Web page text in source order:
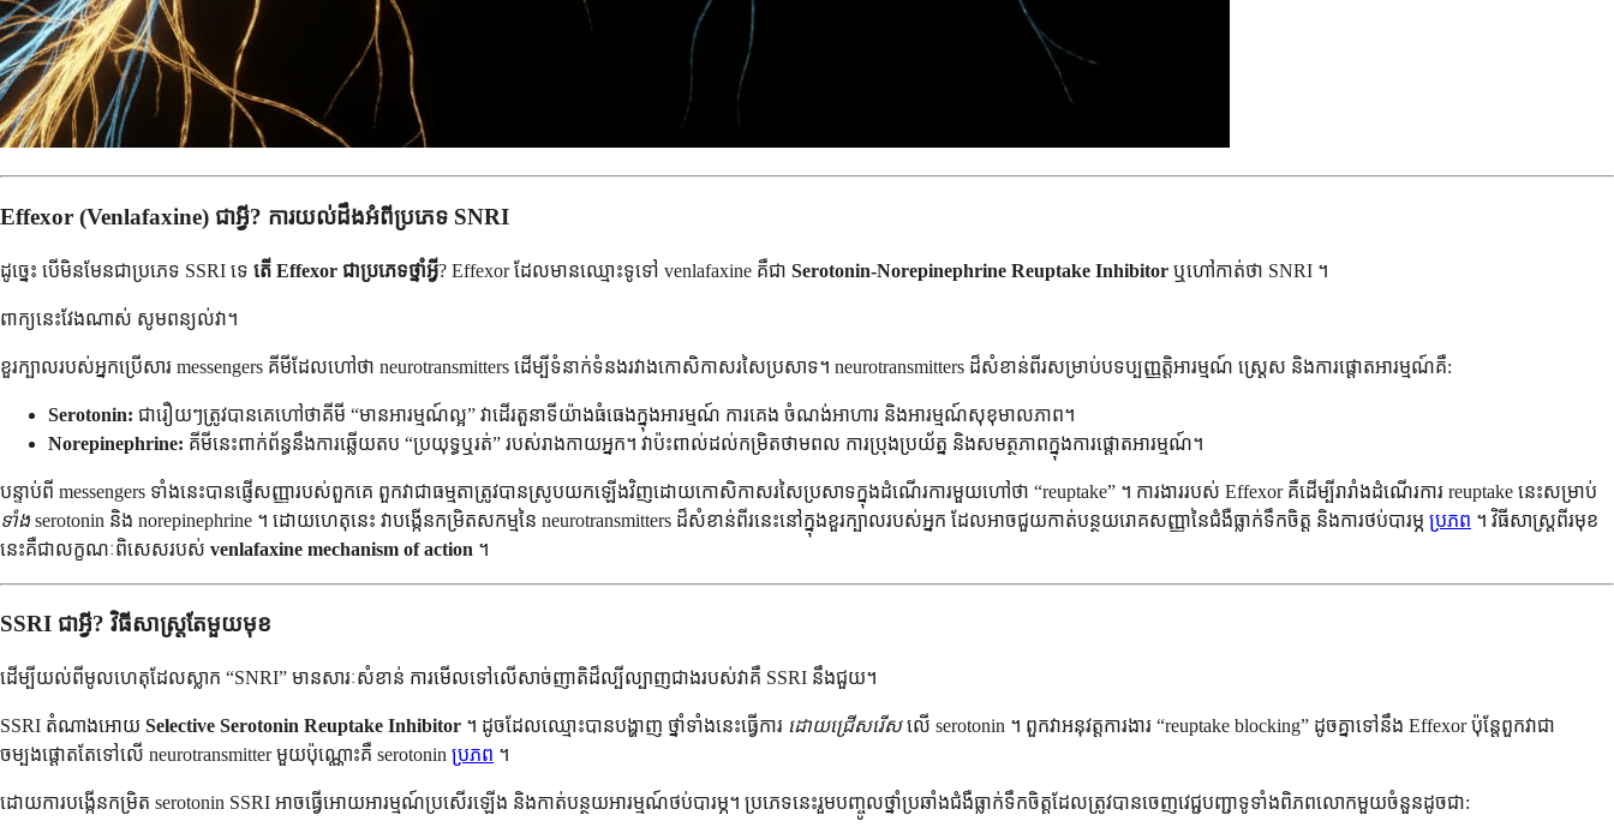
Effexor (Venlafaxine) ជាអ្វី? ការយល់ដឹងអំពីប្រភេទ SNRI
ដូច្នេះ បើមិនមែនជាប្រភេទ SSRI ទេ តើ Effexor ជាប្រភេទថ្នាំអ្វី? Effexor ដែលមានឈ្មោះទូទៅ venlafaxine គឺជា Serotonin-Norepinephrine Reuptake Inhibitor ឬហៅកាត់ថា SNRI ។
ពាក្យនេះវែងណាស់ សូមពន្យល់វា។
ខួរក្បាលរបស់អ្នកប្រើសារ messengers គីមីដែលហៅថា neurotransmitters ដើម្បីទំនាក់ទំនងរវាងកោសិកាសរសៃប្រសាទ។ neurotransmitters ដ៏សំខាន់ពីរសម្រាប់បទប្បញ្ញត្តិអារម្មណ៍ ស្ត្រេស និងការផ្តោតអារម្មណ៍គឺ:
Serotonin: ជារឿយៗត្រូវបានគេហៅថាគីមី “មានអារម្មណ៍ល្អ” វាដើរតួនាទីយ៉ាងធំធេងក្នុងអារម្មណ៍ ការគេង ចំណង់អាហារ និងអារម្មណ៍សុខុមាលភាព។
Norepinephrine: គីមីនេះពាក់ព័ន្ធនឹងការឆ្លើយតប “ប្រយុទ្ធឬរត់” របស់រាងកាយអ្នក។ វាប៉ះពាល់ដល់កម្រិតថាមពល ការប្រុងប្រយ័ត្ន និងសមត្ថភាពក្នុងការផ្តោតអារម្មណ៍។
បន្ទាប់ពី messengers ទាំងនេះបានផ្ញើសញ្ញារបស់ពួកគេ ពួកវាជាធម្មតាត្រូវបានស្រូបយកឡើងវិញដោយកោសិកាសរសៃប្រសាទក្នុងដំណើរការមួយហៅថា “reuptake” ។ ការងាររបស់ Effexor គឺដើម្បីរារាំងដំណើរការ reuptake នេះសម្រាប់
ទាំង serotonin និង norepinephrine ។ ដោយហេតុនេះ វាបង្កើនកម្រិតសកម្មនៃ neurotransmitters ដ៏សំខាន់ពីរនេះនៅក្នុងខួរក្បាលរបស់អ្នក ដែលអាចជួយកាត់បន្ថយរោគសញ្ញានៃជំងឺធ្លាក់ទឹកចិត្ត និងការថប់បារម្ភ ប្រភព ។ វិធីសាស្រ្តពីរមុខ
នេះគឺជាលក្ខណៈពិសេសរបស់ venlafaxine mechanism of action ។
SSRI ជាអ្វី? វិធីសាស្រ្តតែមួយមុខ
ដើម្បីយល់ពីមូលហេតុដែលស្លាក “SNRI” មានសារៈសំខាន់ ការមើលទៅលើសាច់ញាតិដ៏ល្បីល្បាញជាងរបស់វាគឺ SSRI នឹងជួយ។
SSRI តំណាងអោយ Selective Serotonin Reuptake Inhibitor ។ ដូចដែលឈ្មោះបានបង្ហាញ ថ្នាំទាំងនេះធ្វើការ ដោយជ្រើសរើសលើ serotonin ។ ពួកវាអនុវត្តការងារ “reuptake blocking” ដូចគ្នាទៅនឹង Effexor ប៉ុន្តែពួកវាជា
ចម្បងផ្តោតតែទៅលើ neurotransmitter មួយប៉ុណ្ណោះគឺ serotonin ប្រភព ។
ដោយការបង្កើនកម្រិត serotonin SSRI អាចធ្វើអោយអារម្មណ៍ប្រសើរឡើង និងកាត់បន្ថយអារម្មណ៍ថប់បារម្ភ។ ប្រភេទនេះរួមបញ្ចូលថ្នាំប្រឆាំងជំងឺធ្លាក់ទឹកចិត្តដែលត្រូវបានចេញវេជ្ជបញ្ជាទូទាំងពិភពលោកមួយចំនួនដូចជា: